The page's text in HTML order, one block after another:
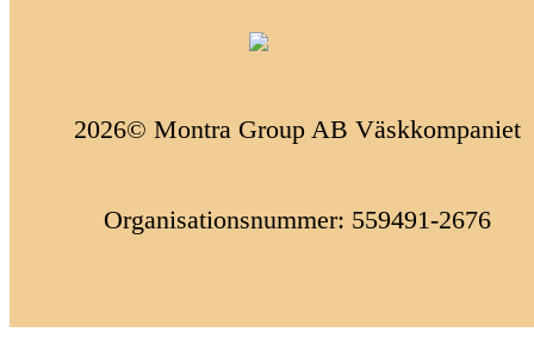
2026© Montra Group AB Väskkompaniet
Organisationsnummer: 559491-2676